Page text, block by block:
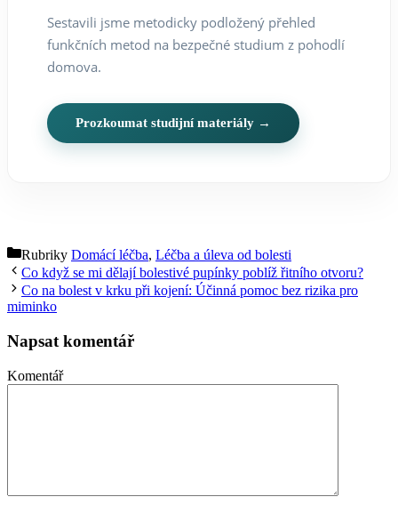
Sestavili jsme metodicky podložený přehled
funkčních metod na bezpečné studium z pohodlí
domova.
Prozkoumat studijní materiály →
Rubriky Domácí léčba, Léčba a úleva od bolesti
Co když se mi dělají bolestivé pupínky poblíž řitního otvoru?
Co na bolest v krku při kojení: Účinná pomoc bez rizika pro
miminko
Napsat komentář
Komentář